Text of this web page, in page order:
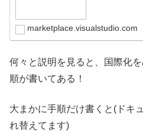
marketplace.visualstudio.com
何々と説明を見ると、国際化
順が書いてある！
大まかに手順だけ書くと(ドキ
れ替えてます)